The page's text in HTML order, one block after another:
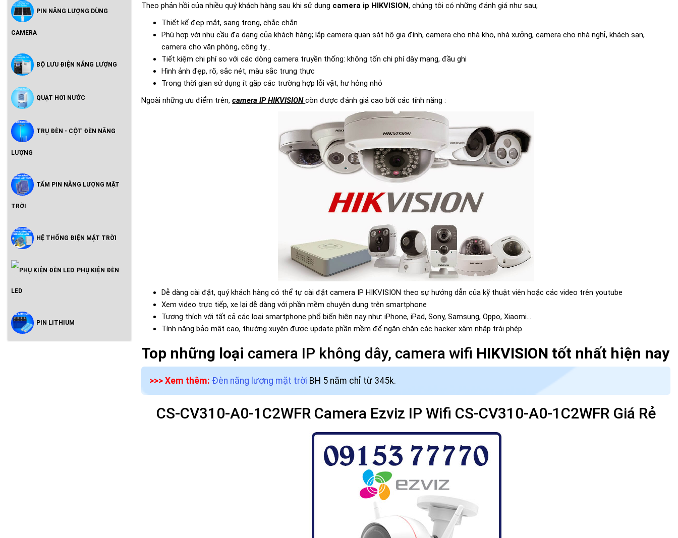
PIN NĂNG LƯỢNG DÙNG
CAMERA
BỘ LƯU ĐIỆN NĂNG LƯỢNG
QUẠT HƠI NƯỚC
TRỤ ĐÈN - CỘT ĐÈN NĂNG
LƯỢNG
TẤM PIN NĂNG LƯỢNG MẶT
TRỜI
HỆ THỐNG ĐIỆN MẶT TRỜI
Inveter Hòa Lưới Có Lưu Trữ -
PHỤ KIỆN ĐÈN
LED
PIN LITHIUM
Theo phản hồi của nhiều quý khách hàng sau khi sử dụng camera ip HIKVISION, chúng tôi có những đánh giá như sau;
Thiết kế đẹp mắt, sang trọng, chắc chắn
Phù hợp với nhu cầu đa dạng của khách hàng; lắp camera quan sát hộ gia đình, camera cho nhà kho, nhà xưởng, camera cho nhà nghỉ, khách sạn,
camera cho văn phòng, công ty…
Tiết kiệm chi phí so với các dòng camera truyền thống: không tốn chi phí dây mạng, đầu ghi
Hình ảnh đẹp, rõ, sắc nét, màu sắc trung thực
Trong thời gian sử dụng ít gặp các trường hợp lỗi vặt, hư hỏng nhỏ
Ngoài những ưu điểm trên,camera IP HIKVISIONcòn được đánh giá cao bởi các tính năng :
Dễ dàng cài đặt, quý khách hàng có thể tự cài đặt camera IP HIKVISION theo sự hướng dẫn của kỹ thuật viên hoặc các video trên youtube
Xem video trực tiếp, xe lại dễ dàng với phần mềm chuyên dụng trên smartphone
Tương thích với tất cả các loại smartphone phổ biến hiện nay như: iPhone, iPad, Sony, Samsung, Oppo, Xiaomi…
Tính năng bảo mật cao, thường xuyên được update phần mềm để ngăn chặn các hacker xâm nhập trái phép
Top những loại camera IP không dây, camera wifi HIKVISION tốt nhất hiện nay
>>> Xem thêm: Đèn năng lượng mặt trời BH 5 năm chỉ từ 345k.
CS-CV310-A0-1C2WFR Camera Ezviz IP Wifi CS-CV310-A0-1C2WFR Giá Rẻ